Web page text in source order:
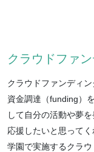
クラウドファ
クラウドファンディ
資金調達（funding）
して自分の活動や夢
応援したいと思って
学園で実施するクラウ